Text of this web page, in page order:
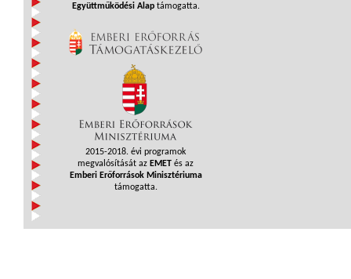
Együttműködési Alaptámogatta.
2015-2018. évi programok
megvalósítását az EMET és az
Emberi Erőforrások Minisztériuma
támogatta.